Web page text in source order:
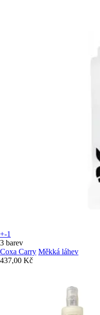
+-1
3 barev
Coxa Carry Měkká láhev
437,00 Kč